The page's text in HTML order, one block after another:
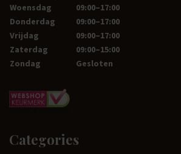
Woensdag
09:00–17:00
Donderdag
09:00–17:00
Vrijdag
09:00–17:00
Zaterdag
09:00–15:00
Zondag
Gesloten
Categories